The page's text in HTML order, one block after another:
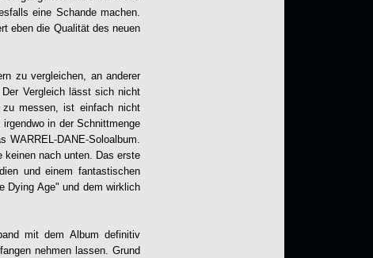
eine Schande machen.
eben die Qualität des neuen
zu vergleichen, an anderer
Vergleich lässt sich nicht
zu messen, ist einfach nicht
in der Schnittmenge
DANE-Soloalbum.
keinen nach unten. Das erste
und einem fantastischen
Dying Age" und dem wirklich
mit dem Album definitiv
nehmen lassen. Grund